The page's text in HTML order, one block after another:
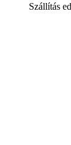
Szállítás